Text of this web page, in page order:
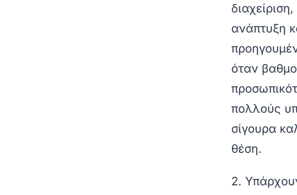
ανάπτυξη
όταν
πολλούς
σίγουρα
θέση.
2.